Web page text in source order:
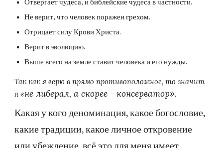
Отвергает чудеса, и библейские чудеса в частности.
Не верит, что человек поражен грехом.
Отрицает силу Крови Христа.
Верит в эволюцию.
Выше всего на земле ставит человека и его нужды.
Так как я верю в прямо противоположное, то значит
я «не либерал, а скорее - консерватор».
Какая у кого деноминация, какое богословие,
какие традиции, какое личное откровение